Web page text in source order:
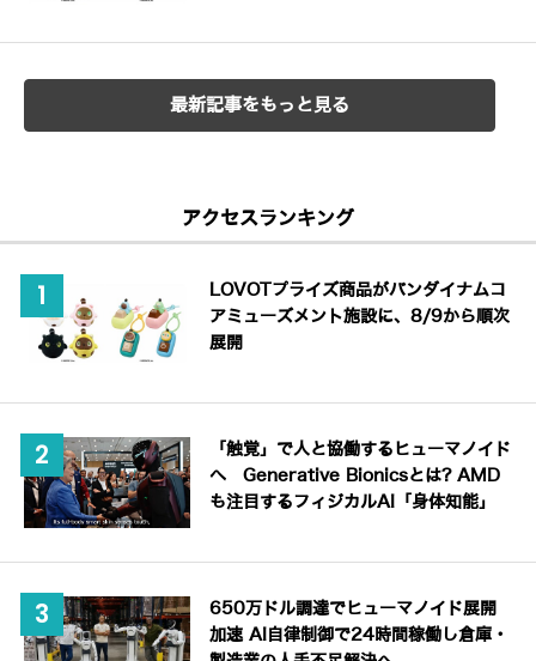
最新記事をもっと見る
アクセスランキング
LOVOTプライズ商品がバンダイナムコ
アミューズメント施設に、8/9から順次
展開
「触覚」で人と協働するヒューマノイド
へ Generative Bionicsとは? AMD
も注目するフィジカルAI「身体知能」
650万ドル調達でヒューマノイド展開
加速 AI自律制御で24時間稼働し倉庫・